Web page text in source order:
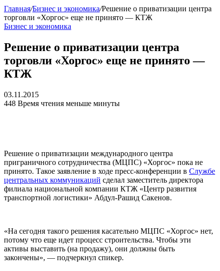
Главная/Бизнес и экономика/Решение о приватизации центра
торговли «Хоргос» еще не принято — КТЖ
Бизнес и экономика
Решение о приватизации центра
торговли «Хоргос» еще не принято —
КТЖ
03.11.2015
448 Время чтения меньше минуты
Решение о приватизации международного центра
приграничного сотрудничества (МЦПС) «Хоргос» пока не
принято. Такое заявление в ходе пресс-конференции в Службе
центральных коммуникаций сделал заместитель директора
филиала национальной компании КТЖ «Центр развития
транспортной логистики» Абдул-Рашид Сакенов.
«На сегодня такого решения касательно МЦПС «Хоргос» нет,
потому что еще идет процесс строительства. Чтобы эти
активы выставить (на продажу), они должны быть
закончены», — подчеркнул спикер.